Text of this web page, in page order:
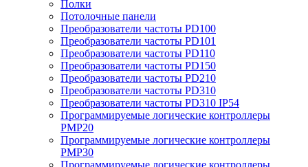
Полки
Потолочные панели
Преобразователи частоты PD100
Преобразователи частоты PD101
Преобразователи частоты PD110
Преобразователи частоты PD150
Преобразователи частоты PD210
Преобразователи частоты PD310
Преобразователи частоты PD310 IP54
Программируемые логические контроллеры
PMP20
Программируемые логические контроллеры
PMP30
Программируемые логические контроллеры